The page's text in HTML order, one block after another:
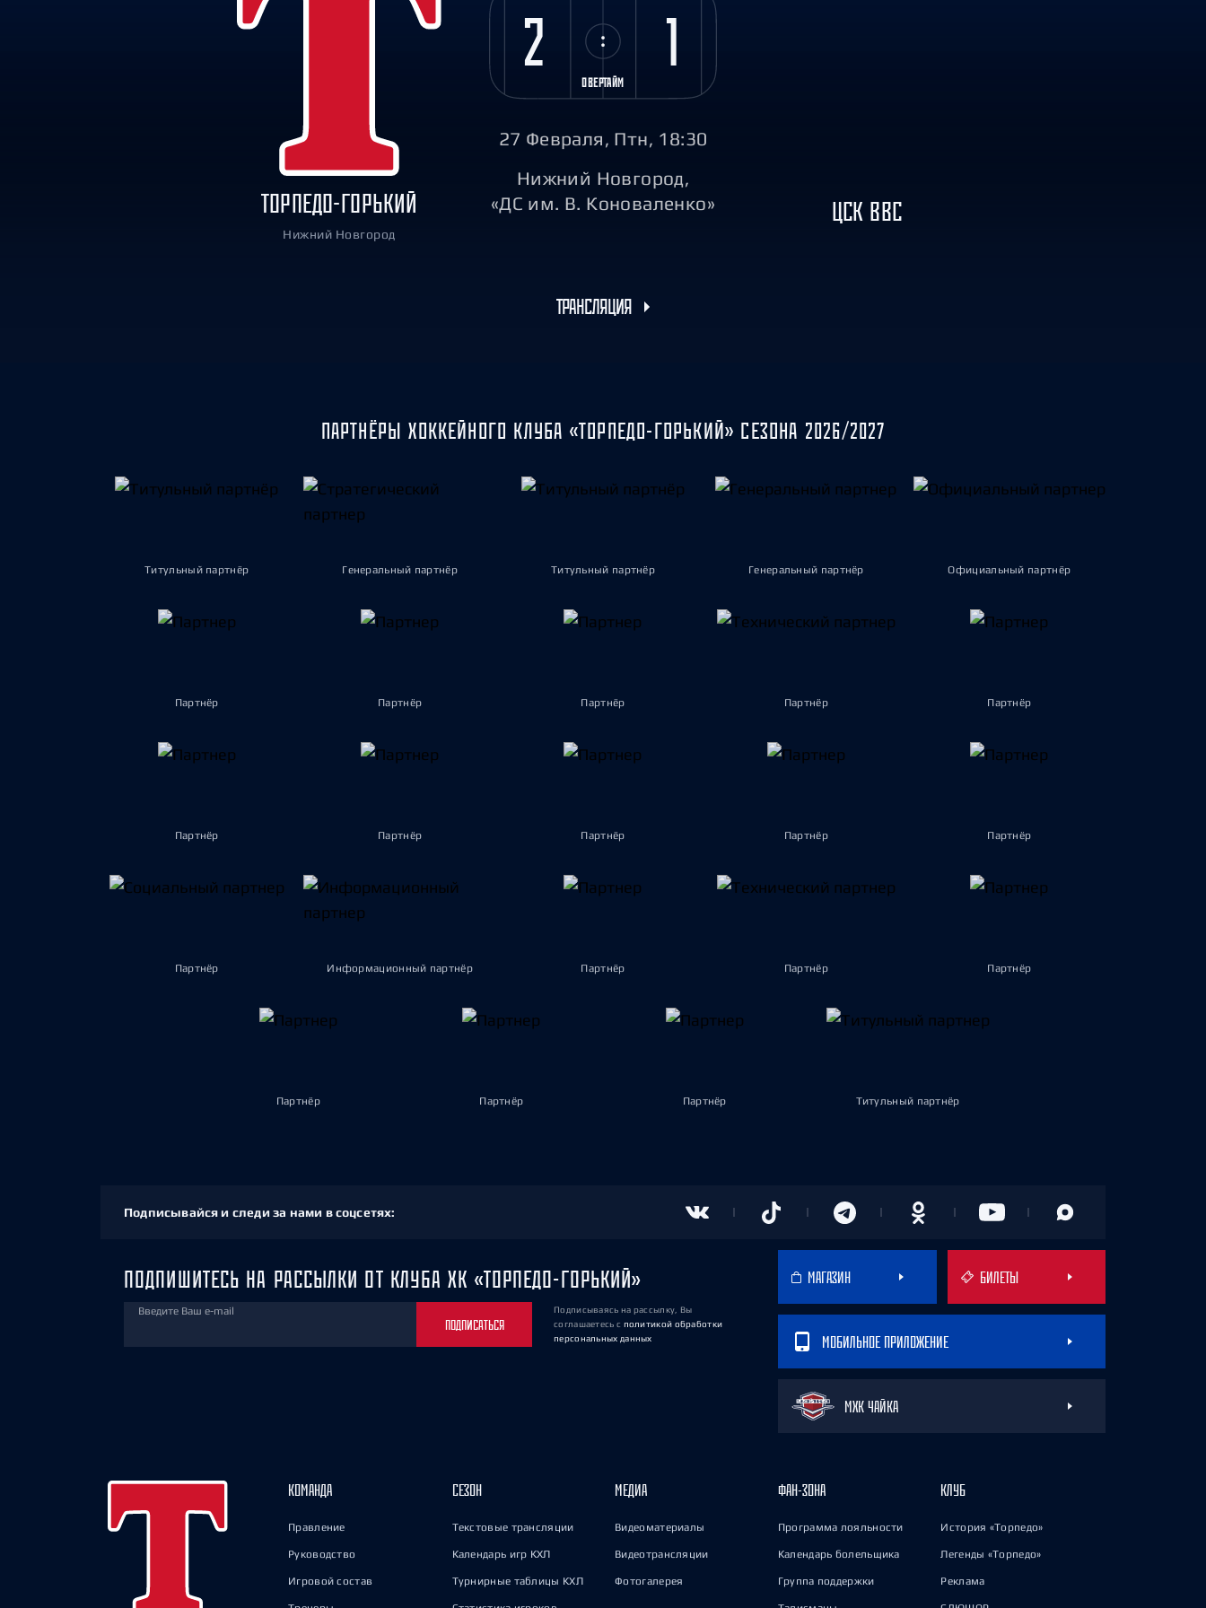
Локомотив
Салават Юлаев
ТОРПЕДО-ГОРЬКИЙ
Нижний Новгород
2 1
ОВЕРТАЙМ
27 Февраля, Птн, 18:30
Нижний Новгород,
«ДС им. В. Коноваленко»
ЦСК ВВС
ТРАНСЛЯЦИЯ
ПАРТНЁРЫ ХОККЕЙНОГО КЛУБА «ТОРПЕДО-ГОРЬКИЙ» СЕЗОНА 2026/2027
Титульный партнёр Генеральный партнёр Титульный партнёр Генеральный партнёр Официальный партнёр
Партнёр Партнёр Партнёр Партнёр Партнёр
Партнёр Партнёр Партнёр Партнёр Партнёр
Партнёр Информационный партнёр Партнёр Партнёр Партнёр
Партнёр Партнёр Партнёр Титульный партнёр
Подписывайся и следи за нами в соцсетях:
ПОДПИШИТЕСЬ НА РАССЫЛКИ ОТ КЛУБА ХК «ТОРПЕДО-ГОРЬКИЙ»
Введите Ваш e-mail
ПОДПИСАТЬСЯ
Подписываясь на рассылку, Вы
соглашаетесь с политикой обработки
персональных данных
МАГАЗИН БИЛЕТЫ
МОБИЛЬНОЕ ПРИЛОЖЕНИЕ
МХК ЧАЙКА
КОМАНДА
Правление
Руководство
Игровой состав
СЕЗОН
Текстовые трансляции
Календарь игр КХЛ
Турнирные таблицы КХЛ
МЕДИА
Видеоматериалы
Видеотрансляции
Фотогалерея
ФАН-ЗОНА
Программа лояльности
Календарь болельщика
Группа поддержки
КЛУБ
История «Торпедо»
Легенды «Торпедо»
Реклама